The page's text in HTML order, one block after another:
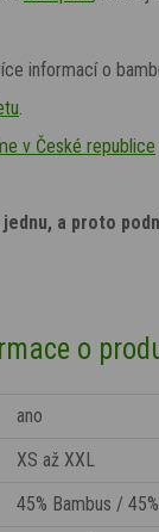
informací o
v České republice
a proto
o
ano
XS až XXL
45% Bambus /